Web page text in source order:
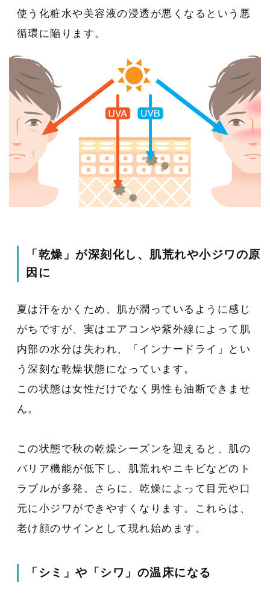
使う化粧水や美容液の浸透が悪くなるという悪
循環に陥ります。
「乾燥」が深刻化し、肌荒れや小ジワの原
因に
夏は汗をかくため、肌が潤っているように感じ
がちですが、実はエアコンや紫外線によって肌
内部の水分は失われ、「インナードライ」とい
う深刻な乾燥状態になっています。
この状態は女性だけでなく男性も油断できませ
ん。
この状態で秋の乾燥シーズンを迎えると、肌の
バリア機能が低下し、肌荒れやニキビなどのト
ラブルが多発。さらに、乾燥によって目元や口
元に小ジワができやすくなります。これらは、
老け顔のサインとして現れ始めます。
「シミ」や「シワ」の温床になる